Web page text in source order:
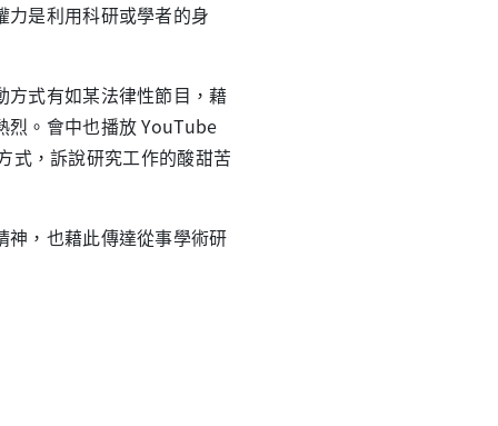
是利用科研或學者的身
式有如某法律性節目，藉
烈。會中也播放 YouTube
式，訴說研究工作的酸甜苦
，也藉此傳達從事學術研